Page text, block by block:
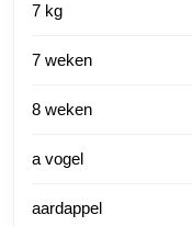
7 kg
7 weken
8 weken
a vogel
aardappel